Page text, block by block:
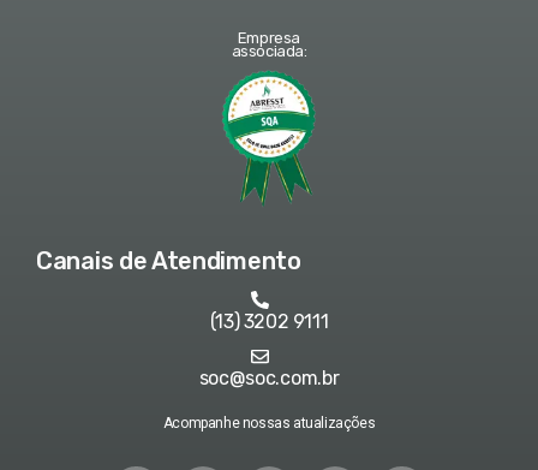
Empresa
associada:
Canais de Atendimento
(13) 3202 9111
soc@soc.com.br
Acompanhe nossas atualizações